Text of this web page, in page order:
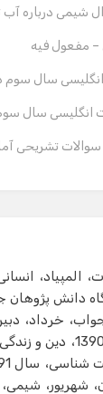
شیمی درباره آب
مفعول فیه
سال سوم
انگلیسی سال
سوالات تشریحی
المپیاد
دانش پژوهان
خرداد
دین و زندگی
شناسی سال 1391
شهریور شیمی